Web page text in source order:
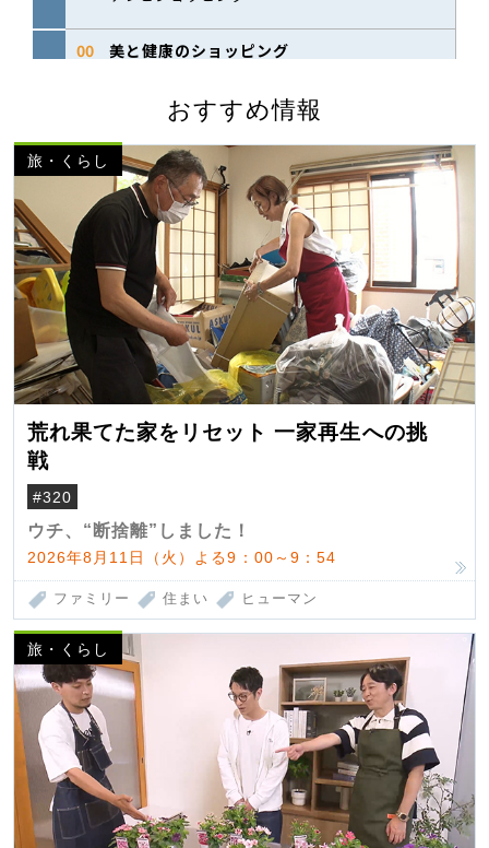
おすすめ情報
旅・くらし
荒れ果てた家をリセット 一家再生への挑
戦
#320
ウチ、“断捨離”しました！
2026年8月11日（火）よる9：00～9：54
ファミリー 住まい ヒューマン
旅・くらし